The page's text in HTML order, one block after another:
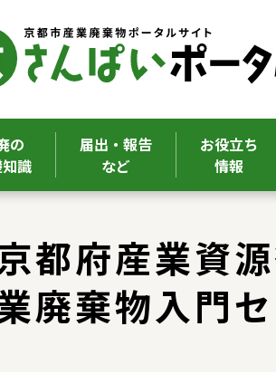
の
識
届出・報告
など
お役立ち
情報
京都府産業資
廃棄物入門